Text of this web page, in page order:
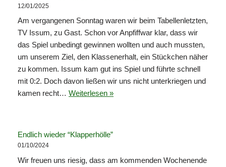
12/01/2025
Am vergangenen Sonntag waren wir beim Tabellenletzten,
TV Issum, zu Gast. Schon vor Anpfiffwar klar, dass wir
das Spiel unbedingt gewinnen wollten und auch mussten,
um unserem Ziel, den Klassenerhalt, ein Stückchen näher
zu kommen. Issum kam gut ins Spiel und führte schnell
mit 0:2. Doch davon ließen wir uns nicht unterkriegen und
kamen recht… Weiterlesen »
Endlich wieder “Klapperhölle”
01/10/2024
Wir freuen uns riesig, dass am kommenden Wochenende